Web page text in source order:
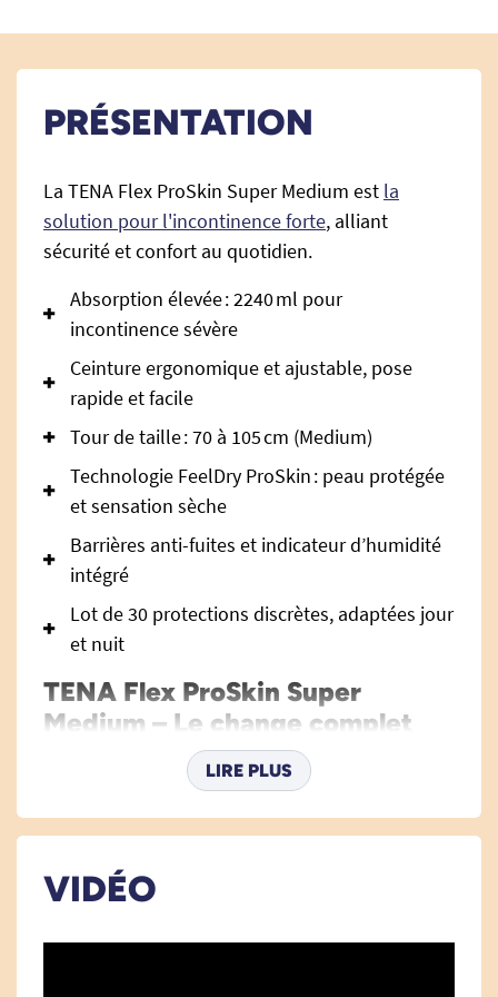
PRÉSENTATION
La TENA Flex ProSkin Super Medium est la
solution pour l'incontinence forte, alliant
sécurité et confort au quotidien.
Absorption élevée : 2240 ml pour
incontinence sévère
Ceinture ergonomique et ajustable, pose
rapide et facile
Tour de taille : 70 à 105 cm (Medium)
Technologie FeelDry ProSkin : peau protégée
et sensation sèche
Barrières anti-fuites et indicateur d’humidité
intégré
Lot de 30 protections discrètes, adaptées jour
et nuit
TENA Flex ProSkin Super
Medium – Le change complet
ergonomique, fiable et
confortable pour une
incontinence sévère
protection révolutionnaire conçue pour les
leurs aidants. Grâce à sa conception innovante, il
LIRE PLUS
VIDÉO